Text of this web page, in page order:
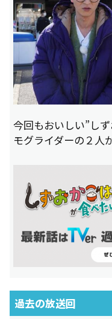
今回もおいしい”しず
モグライダーの２人
過去の放送回